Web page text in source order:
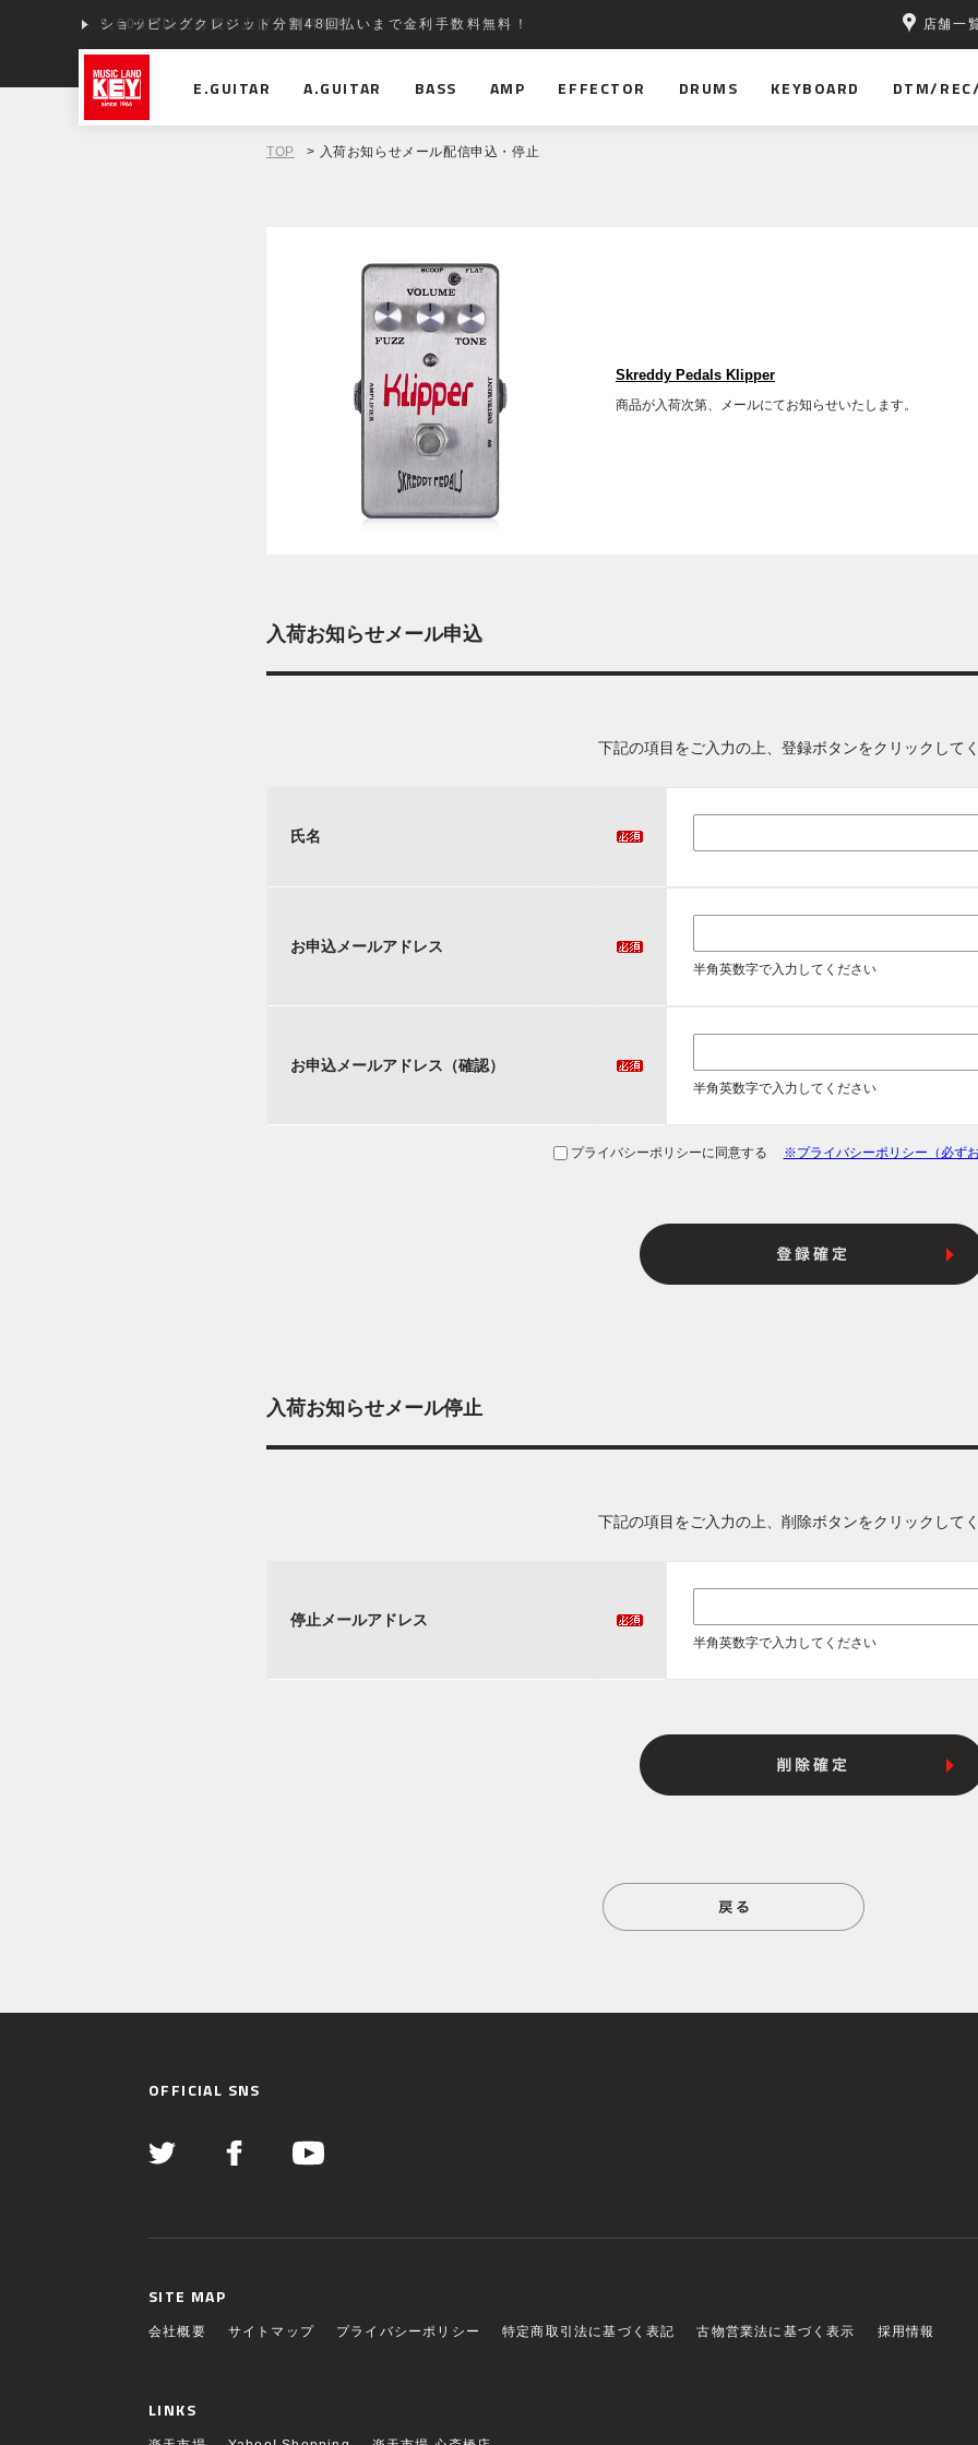
ショッピングクレジット分割48回払いまで金利手数料無料！ 店舗一
E.GUITAR A.GUITAR BASS AMP EFFECTOR DRUMS KEYBOARD DTM/
TOP > 入荷お知らせメール配信申込・停止
Skreddy Pedals Klipper
商品が入荷次第、メールにてお知らせいたします。
入荷お知らせメール申込
下記の項目をご入力の上、登録ボタンをクリックして
氏名
お申込メールアドレス
半角英数字で入力してください
お申込メールアドレス（確認）
半角英数字で入力してください
プライバシーポリシーに同意する ※プライバシーポリシー（必ず
入荷お知らせメール停止
下記の項目をご入力の上、削除ボタンをクリックして
停止メールアドレス
半角英数字で入力してください
OFFICIAL SNS
SITE MAP
会社概要 サイトマップ プライバシーポリシー 特定商取引法に基づく表記 古物営業法に基づく表示 採用情報
LINKS